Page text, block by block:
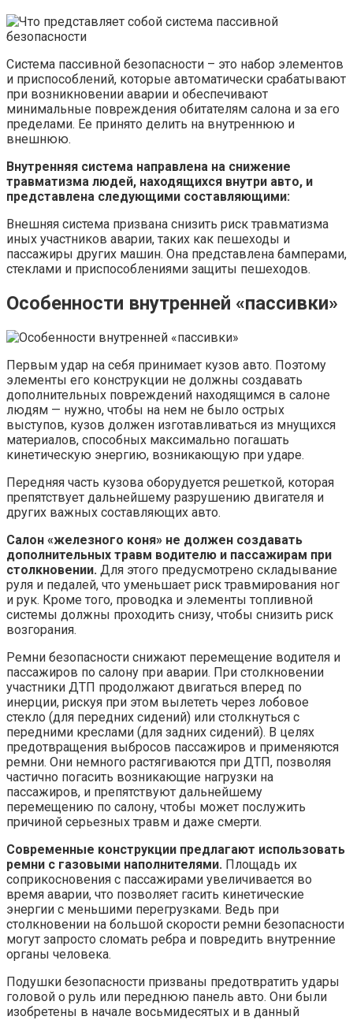
Система пассивной безопасности – это набор элементов
и приспособлений, которые автоматически срабатывают
при возникновении аварии и обеспечивают
минимальные повреждения обитателям салона и за его
пределами. Ее принято делить на внутреннюю и
внешнюю.
Внутренняя система направлена на снижение
травматизма людей, находящихся внутри авто, и
представлена следующими составляющими:
Внешняя система призвана снизить риск травматизма
иных участников аварии, таких как пешеходы и
пассажиры других машин. Она представлена бамперами,
стеклами и приспособлениями защиты пешеходов.
Особенности внутренней «пассивки»
Первым удар на себя принимает кузов авто. Поэтому
элементы его конструкции не должны создавать
дополнительных повреждений находящимся в салоне
людям — нужно, чтобы на нем не было острых
выступов, кузов должен изготавливаться из мнущихся
материалов, способных максимально погашать
кинетическую энергию, возникающую при ударе.
Передняя часть кузова оборудуется решеткой, которая
препятствует дальнейшему разрушению двигателя и
других важных составляющих авто.
Салон «железного коня» не должен создавать
дополнительных травм водителю и пассажирам при
столкновении. Для этого предусмотрено складывание
руля и педалей, что уменьшает риск травмирования ног
и рук. Кроме того, проводка и элементы топливной
системы должны проходить снизу, чтобы снизить риск
возгорания.
Ремни безопасности снижают перемещение водителя и
пассажиров по салону при аварии. При столкновении
участники ДТП продолжают двигаться вперед по
инерции, рискуя при этом вылететь через лобовое
стекло (для передних сидений) или столкнуться с
передними креслами (для задних сидений). В целях
предотвращения выбросов пассажиров и применяются
ремни. Они немного растягиваются при ДТП, позволяя
частично погасить возникающие нагрузки на
пассажиров, и препятствуют дальнейшему
перемещению по салону, чтобы может послужить
причиной серьезных травм и даже смерти.
Современные конструкции предлагают использовать
ремни с газовыми наполнителями. Площадь их
соприкосновения с пассажирами увеличивается во
время аварии, что позволяет гасить кинетические
энергии с меньшими перегрузками. Ведь при
столкновении на большой скорости ремни безопасности
могут запросто сломать ребра и повредить внутренние
органы человека.
Подушки безопасности призваны предотвратить удары
головой о руль или переднюю панель авто. Они были
изобретены в начале восьмидесятых и в данный